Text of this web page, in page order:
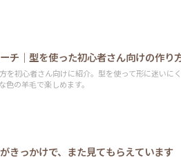
チ｜型を使った初心者さん向けの作り
を初心者さん向けに紹介。型を使って形に迷いに
色の羊毛で楽しめます。
きっかけで、また見てもらえています